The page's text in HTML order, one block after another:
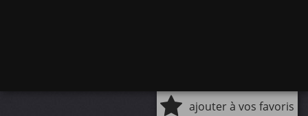
ajouter à vos favoris